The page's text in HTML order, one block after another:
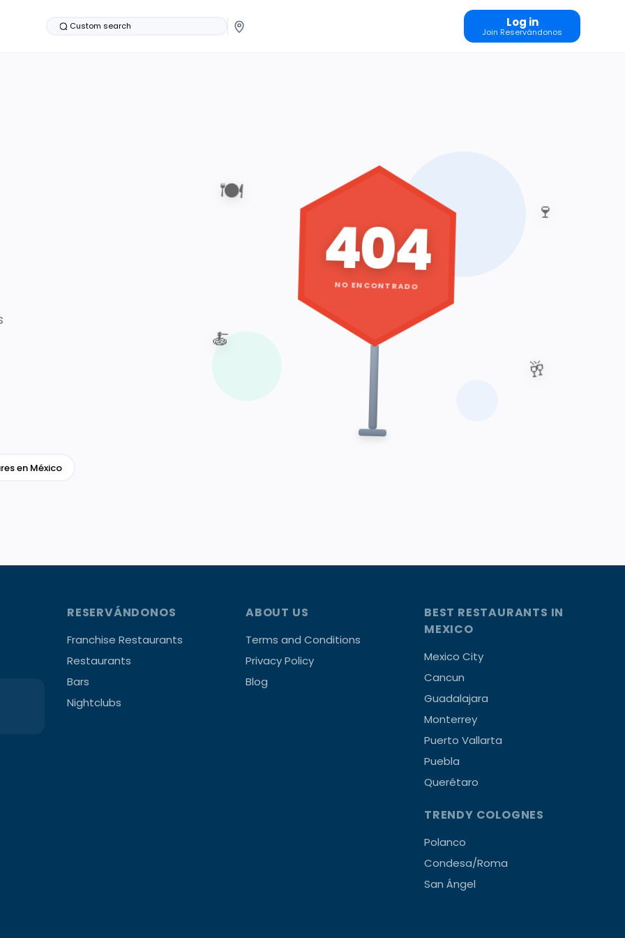
Custom search Log in
Join Reservándonos
en México
🍽️
🍷
🥂
🍝
404
NO ENCONTRADO
RESERVÁNDONOS
Franchise Restaurants
Restaurants
Bars
Nightclubs
ABOUT US
Terms and Conditions
Privacy Policy
Blog
BEST RESTAURANTS IN
MEXICO
Mexico City
Cancun
Guadalajara
Monterrey
Puerto Vallarta
Puebla
Querétaro
TRENDY COLOGNES
Polanco
Condesa/Roma
San Ángel